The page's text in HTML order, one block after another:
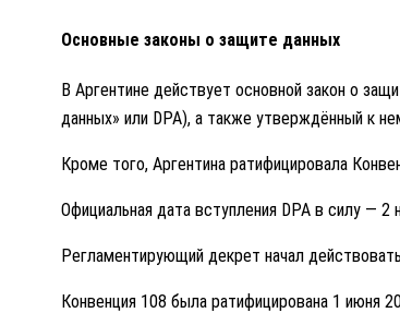
Основные законы о защите данных
В Аргентине действует основной закон о
данных» или DPA), а также утверждённый к
Кроме того, Аргентина ратифицировала
Официальная дата вступления DPA в силу — 2
Регламентирующий декрет начал
Конвенция 108 была ратифицирована 1 июня